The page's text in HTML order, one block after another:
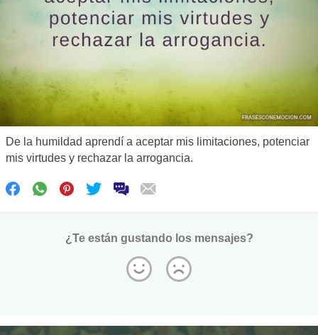
De la humildad aprendí a aceptar mis limitaciones, potenciar
mis virtudes y rechazar la arrogancia.
¿Te están gustando los mensajes?